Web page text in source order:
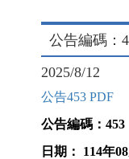
公告編碼：
2025/8/12
公告453 PDF
公告編碼：453
日期：
114年08